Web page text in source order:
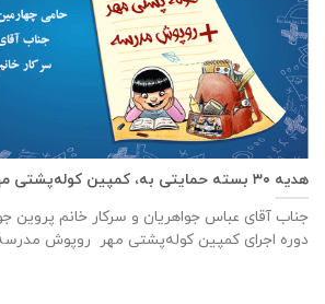
هدیه ۳۰ بسته حمایتی به، کمپین کوله‌پشتی مهر+روپوش مدرسه
جناب آقای عباس جواهریان و سرکار خانم پروین
دوره اجرای کمپین کوله‌پشتی مهر روپوش